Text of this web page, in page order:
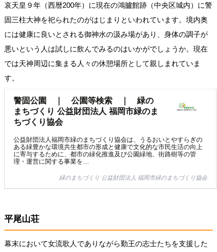
哀天皇９年（西暦200年）に現在の鴻臚館跡（中央区城内）に警
固三柱大神を祀られたのがはじまりといわれています。境内奥
には健康に良いとされる御神水の汲み場があり、身体の調子が
悪いという人は試しに飲んでみるのはいかがでしょうか。現在
では天神周辺に集まる人々の休憩場所として親しまれていま
す。
警固公園 ｜ 公園等検索 ｜ 緑の
まちづくり 公益財団法人 福岡市緑のま
ちづくり協会
公益財団法人福岡市緑のまちづくり協会は、うるおいとやすらぎの
ある緑豊かな環境共生都市の形成と健康で文化的な市民生活の向上
に寄与するために、都市の緑化推進及び公園緑地、街路樹等の管
理・運営に関する事業を…
緑のまちづくり 公益財団法人 福岡市緑のまちづくり協会
平尾山荘
幕末において女流歌人でありながら勤王の志士たちを支援した